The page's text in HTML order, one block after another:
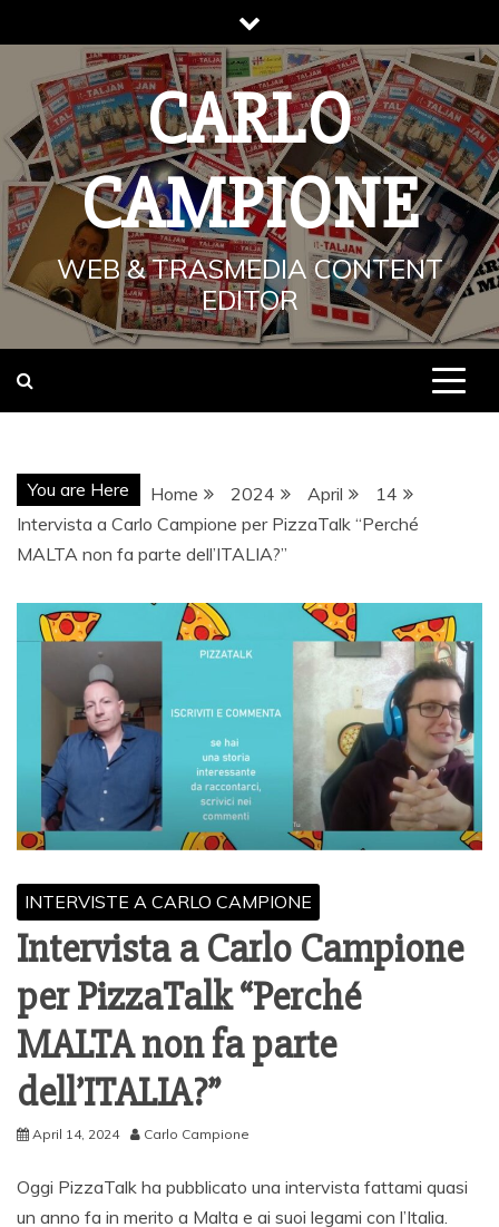
to
content
CARLO
CAMPIONE
WEB & TRASMEDIA CONTENT
EDITOR
You are Here Home 2024 April
14
Intervista a Carlo Campione per PizzaTalk “Perché
MALTA non fa parte dell’ITALIA?”
INTERVISTE A CARLO CAMPIONE
Intervista a Carlo Campione
per PizzaTalk “Perché
MALTA non fa parte
dell’ITALIA?”
April 14, 2024 Carlo Campione
Oggi PizzaTalk ha pubblicato una intervista fattami quasi
un anno fa in merito a Malta e ai suoi legami con l’Italia.